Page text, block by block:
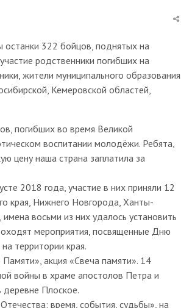
останки 322 бойцов, поднятых на
родственники погибших на
жители муниципального образования.
Кемеровской областей,
погибших во время Великой
воспитании молодёжи. Ребята,
цену наша страна заплатила за
2018 года, участие в них приняли 12
края, Нижнего Новгорода, Ханты-
восьми из них удалось установить
мероприятия, посвященные Дню
территории края.
акция «Свеча памяти». 14
войны в храме апостолов Петра и
Плоское.
время, события, судьбы», на